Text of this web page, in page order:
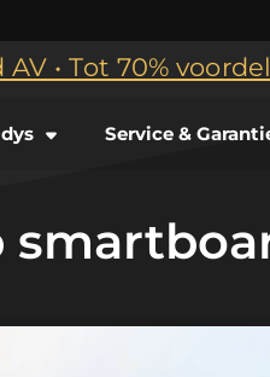
• Tot 70%
Service &